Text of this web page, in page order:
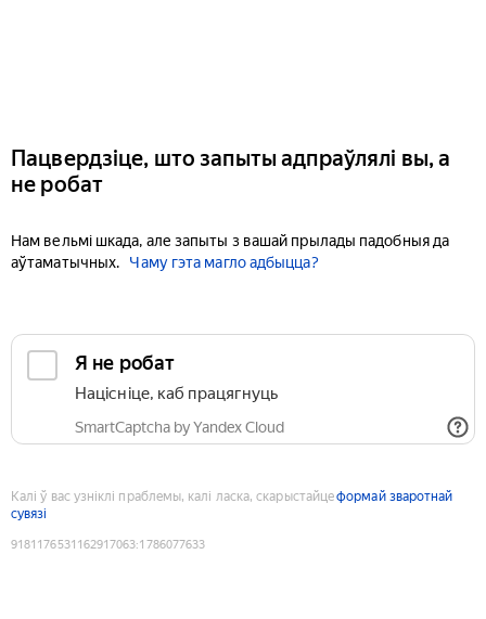
Пацвердзіце, што запыты адпраўлялі вы, а
не робат
Нам вельмі шкада, але запыты з вашай прылады падобныя да
аўтаматычных.
Чаму гэта магло адбыцца?
Я не робат
Націсніце, каб працягнуць
SmartCaptcha by Yandex Cloud
Калі ў вас узніклі праблемы, калі ласка, скарыстайцеформай зваротнай
сувязі
9181176531162917063:1786077633